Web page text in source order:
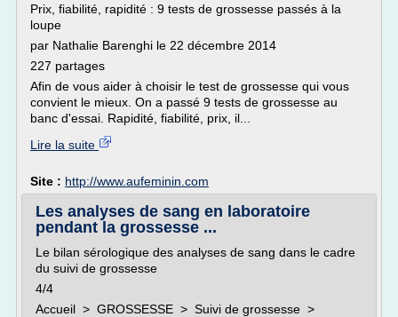
Prix, fiabilité, rapidité : 9 tests de grossesse passés à la
loupe
par Nathalie Barenghi le 22 décembre 2014
227 partages
Afin de vous aider à choisir le test de grossesse qui vous
convient le mieux. On a passé 9 tests de grossesse au
banc d'essai. Rapidité, fiabilité, prix, il...
Lire la suite
Site : http://www.aufeminin.com
Les analyses de sang en laboratoire
pendant la grossesse ...
Le bilan sérologique des analyses de sang dans le cadre
du suivi de grossesse
4/4
Accueil > GROSSESSE > Suivi de grossesse >